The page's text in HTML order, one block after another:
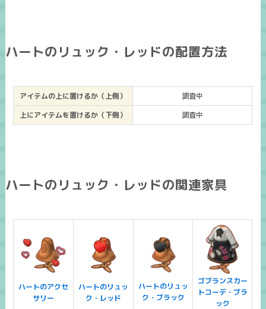
ハートのリュック・レッドの配置方法
アイテムの上に置けるか（上側）
調査中
上にアイテムを置けるか（下側）
調査中
ハートのリュック・レッドの関連家具
ハートのアクセ
サリー
ハートのリュッ
ク・レッド
ハートのリュッ
ク・ブラック
ゴブランスカー
トコーデ・ブラ
ック